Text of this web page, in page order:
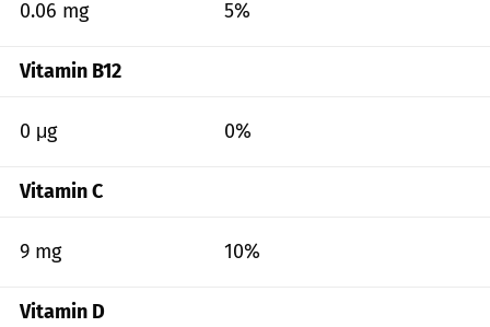
0.06 mg 5%
Vitamin B12
0 μg 0%
Vitamin C
9 mg 10%
Vitamin D